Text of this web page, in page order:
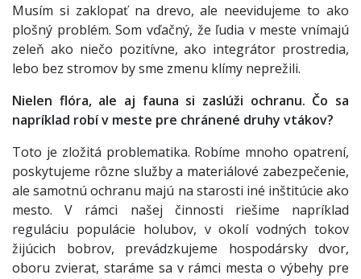
Musím si zaklopať na drevo, ale neevidujeme to ako
plošný problém. Som vďačný, že ľudia v meste vnímajú
zeleň ako niečo pozitívne, ako integrátor prostredia,
lebo bez stromov by sme zmenu klímy neprežili.
Nielen flóra, ale aj fauna si zaslúži ochranu. Čo sa
napríklad robí v meste pre chránené druhy vtákov?
Toto je zložitá problematika. Robíme mnoho opatrení,
poskytujeme rôzne služby a materiálové zabezpečenie,
ale samotnú ochranu majú na starosti iné inštitúcie ako
mesto. V rámci našej činnosti riešime napríklad
reguláciu populácie holubov, v okolí vodných tokov
žijúcich bobrov, prevádzkujeme hospodársky dvor,
oboru zvierat, staráme sa v rámci mesta o výbehy pre